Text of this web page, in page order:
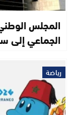
المجلس
الجماعي إلى
رياضة